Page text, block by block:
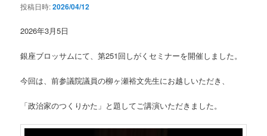
投稿日時:2026/04/12
2026年3月5日
銀座ブロッサムにて、第251回しがくセミナーを開催しました。
今回は、前参議院議員の柳ヶ瀬裕文先生にお越しいただき、
「政治家のつくりかた」と題してご講演いただきました。